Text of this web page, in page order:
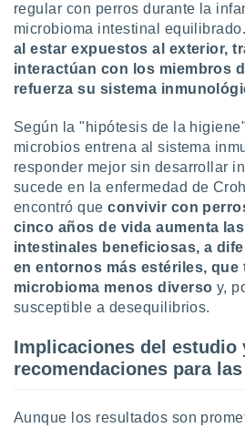
regular con perros durante la
microbioma intestinal
al estar expuestos al exterior,
interactúan con los miembros
refuerza su sistema
Según la "hipótesis de la
microbios entrena al sistema
responder mejor sin desarrollar
sucede en la enfermedad de
encontró queconvivir con
cinco años de vida aumenta
intestinales beneficiosas, a
en entornos más estériles, que
microbioma menos diverso y,
susceptible a desequilibrios.
Implicaciones del estudio
recomendaciones para
Aunque los resultados son